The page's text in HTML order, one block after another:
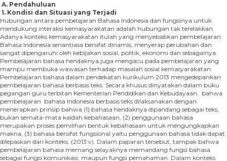
A. Pendahuluan
1. Kondisi dan Situasi yang Terjadi
Hubungan antara pembelajaran Bahasa Indonesia dan fungsinya untuk
mendukung interaksi kemasyarakatan adalah hubungan tak terelakkan.
Adanya konteks kemasyarakatan itulah yang menyebabkan pembelajaran
Bahasa Indonesia senantiasa bersifat dinamis, menyerap perubahan dan
sangat dipengaruhi oleh kebijakan sosial, politik, ekonomi dan sebagainya.
Pembelajaran bahasa hendaknya juga mengacu pada pembelajaran yang
mampu membuka wawasan terhadap masalah sosial kemasyarakatan.
Pembelajaran bahasa dalam pendekatan kurikulum 2013 mengedepankan
pembelajaran bahasa berbasis teks. Secara khusus dinyatakan dalam buku
pegangan guru terbitan Kementerian Pendidikan dan Kebudayaan, bahwa
pembelajaran bahasa Indonesia berbasis teks dilaksanakan dengan
menerapkan prinsip bahwa (1) bahasa hendaknya dipandang sebagai teks,
bukan semata-mata kaidah kebahasaan, (2) penggunaan bahasa
merupakan proses pemilihan bentuk kebahasaan untuk mengungkapkan
makna, (3) bahasa bersifat fungsional yaitu penggunaan bahasa tidak dapat
dilepaskan dari konteks. (2013:v). Dalam paparan tersebut, tampak bahwa
pembelajaran bahasa memang selayaknya memandang fungsi bahasa
sebagai fungsi komunikasi, maupun fungsi pemahaman. Dalam konteks